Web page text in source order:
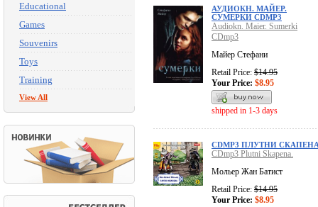
Educational
Games
Souvenirs
Toys
Training
View All
АУДИОКН. МАЙЕР.
СУМЕРКИ CDMP3
Audiokn. Maier. Sumerki
CDmp3
Майер Стефани
Retail Price: $14.95
Your Price: $8.95
shipped in 1-3 days
CDMP3 ПЛУТНИ
CDmp3 Plutni Skapena.
Мольер Жан Батист
Retail Price: $14.95
Your Price: $8.95